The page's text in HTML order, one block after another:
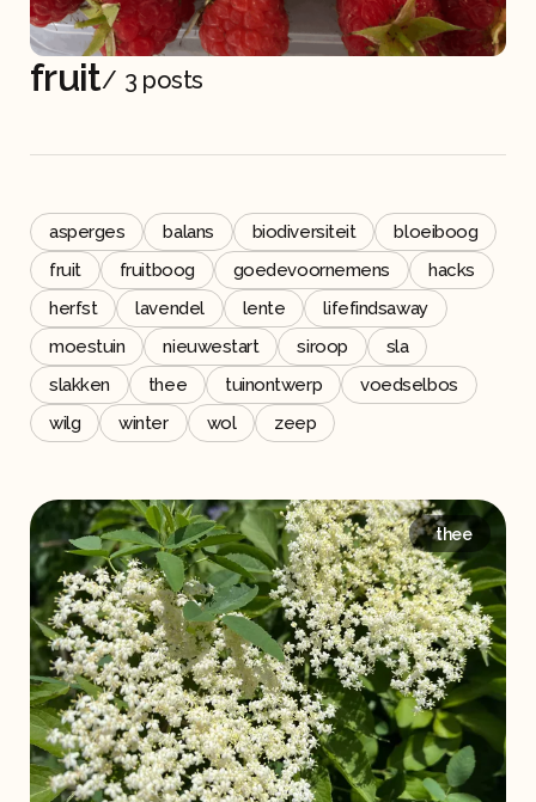
fruit/ 3 posts
asperges balans biodiversiteit
bloeiboog
fruit
fruitboog goedevoornemens
hacks
herfst
lavendel lente
lifefindsaway
moestuin
nieuwestart siroop
sla
slakken
thee tuinontwerp
voedselbos
wilg
winter wol zeep
thee